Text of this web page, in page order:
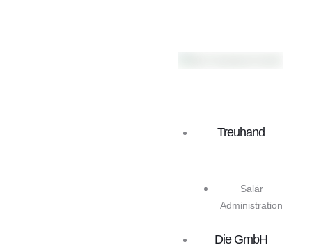
Treuhand
Salär
Administration
Die GmbH